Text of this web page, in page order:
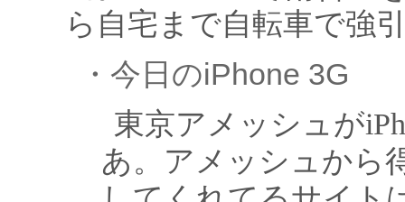
ら自宅まで自転車で強
・今日のiPhone 3G
東京アメッシュが
あ。アメッシュから